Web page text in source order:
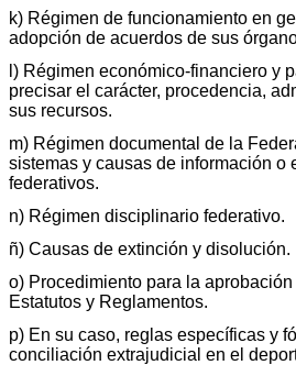
k) Régimen de funcionamiento en
adopción de acuerdos de sus
l) Régimen económico-financiero y
precisar el carácter, procedencia,
sus recursos.
m) Régimen documental de la
sistemas y causas de información o
federativos.
n) Régimen disciplinario federativo.
ñ) Causas de extinción y disolución.
o) Procedimiento para la
Estatutos y Reglamentos.
p) En su caso, reglas específicas y
conciliación extrajudicial en el